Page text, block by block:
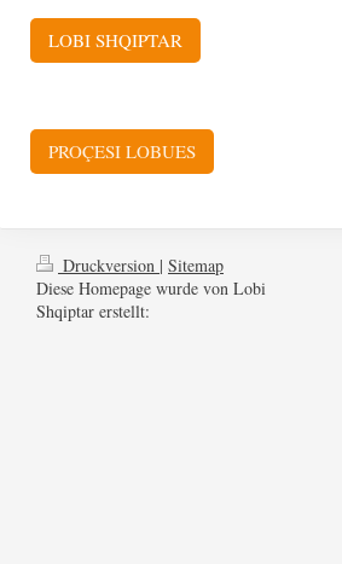
LOBI SHQIPTAR
PROÇESI LOBUES
Druckversion | Sitemap
Diese Homepage wurde von Lobi
Shqiptar erstellt: